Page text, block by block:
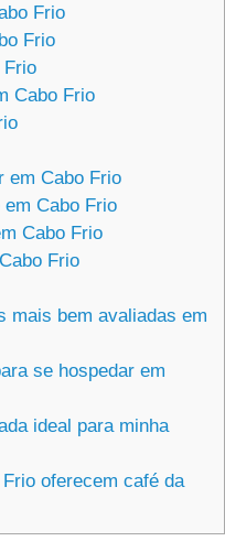
Frio
Frio
Frio
Cabo Frio
em Cabo Frio
em Cabo Frio
Cabo Frio
Frio
mais bem avaliadas em
se hospedar em
ideal para minha
oferecem café da